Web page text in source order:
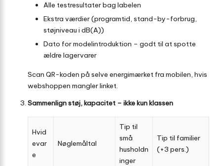
Alle testresultater bag labelen
Ekstra værdier (programtid, stand-by-forbrug,
støjniveau i dB(A))
Dato for model­introduktion – godt til at spotte
ældre lager­varer
Scan QR-koden på selve energimærket fra mobilen, hvis
webshoppen mangler linket.
Sammenlign støj, kapacitet – ikke kun klassen
Hvid
evar
e
Nøglemåltal
Tip til
små
husholdn
inger
Tip til familier
(+3 pers.)